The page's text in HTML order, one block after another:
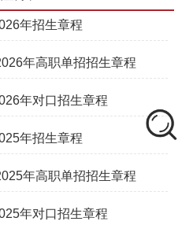
年招生章程
年高职单招招生章程
年对口招生章程
年招生章程
年高职单招招生章程
年对口招生章程